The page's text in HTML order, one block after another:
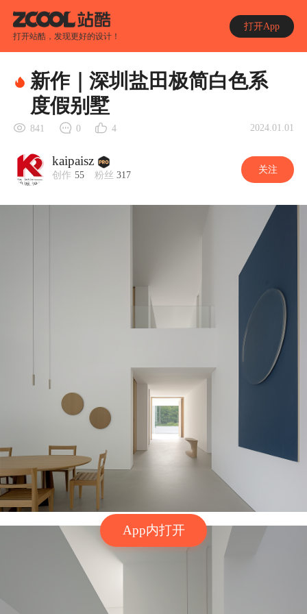
打开站酷，发现更好的设计！
打开App
App内打开
新作｜深圳盐田极简白色系
度假别墅
841 0 4 2024.01.01
kaipaisz
创作 55 粉丝 317 关注